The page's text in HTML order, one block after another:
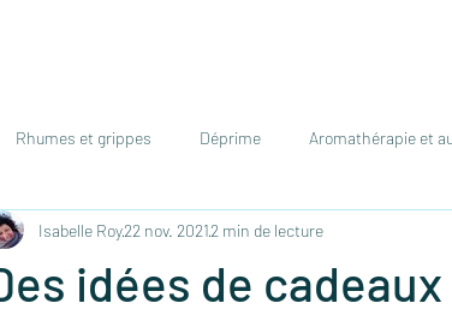
Rhumes et grippes Déprime Aromathérapie et
Conseils naturopathiques
idées de
Isabelle Roy22 nov. 20212 min de lecture